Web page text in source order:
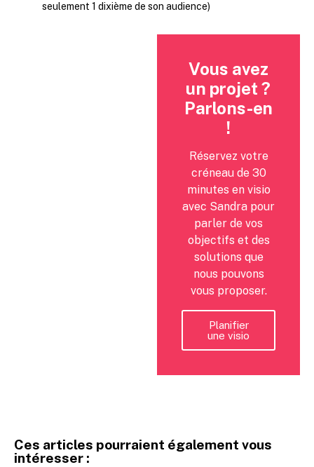
seulement 1 dixième de son audience)
Vous avez
un projet ?
Parlons-en
!
Réservez votre
créneau de 30
minutes en visio
avec Sandra pour
parler de vos
objectifs et des
solutions que
nous pouvons
vous proposer.
Planifier
une visio
Ces articles pourraient également vous
intéresser :